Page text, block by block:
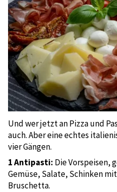
Und wer jetzt an Pizza und
auch. Aber eine echtes
vier Gängen.
1 Antipasti: Die Vorspeisen,
Gemüse, Salate, Schinken
Bruschetta.